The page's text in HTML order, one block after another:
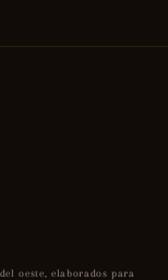
oeste, elaborados para